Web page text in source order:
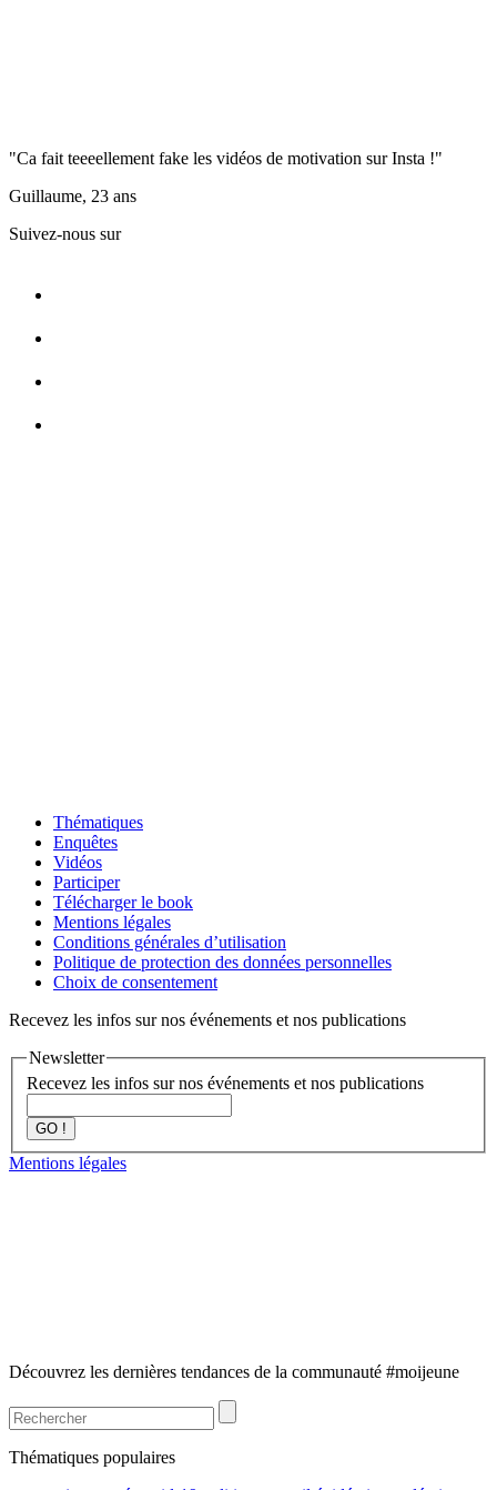
"Ca fait teeeellement fake les vidéos de motivation sur Insta !"
Guillaume, 23 ans
Suivez-nous sur
Thématiques
Enquêtes
Vidéos
Participer
Télécharger le book
Mentions légales
Conditions générales d’utilisation
Politique de protection des données personnelles
Choix de consentement
Recevez les infos sur nos événements et nos publications
Newsletter
Recevez les infos sur nos événements et nos publications
GO !
Mentions légales
Découvrez les dernières tendances de la communauté #moijeune
Thématiques populaires